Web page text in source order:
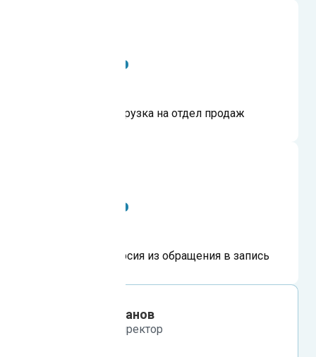
на 40%
сократилась нагрузка на отдел продаж
на 15%
выросла конверсия из обращения в запись
Александр Иванов
генеральный директор